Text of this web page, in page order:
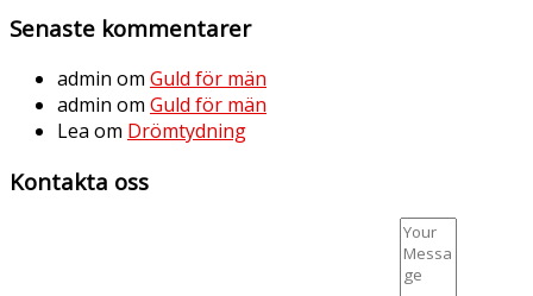
Senaste kommentarer
admin om Guld för män
admin om Guld för män
Lea om Drömtydning
Kontakta oss